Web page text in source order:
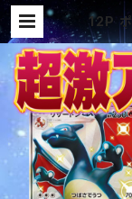
12P
リパ |
門店 (